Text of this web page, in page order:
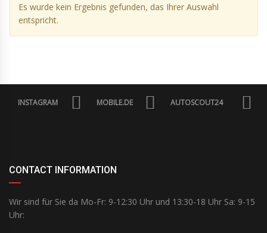
Es wurde kein Ergebnis gefunden, das Ihrer Auswahl
entspricht.
INSTAGRAM MOBILE.DE AUTOSCOUT24
CONTACT INFORMATION
Wir sind für Sie da Mo-Fr: 9-12:30 Uhr und 13:30-18 Uhr Sa: 9-15
Uhr: